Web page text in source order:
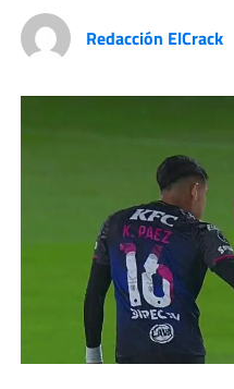
Redacción ElCrack